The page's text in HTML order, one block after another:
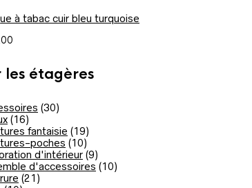
à tabac cuir bleu turquoise
les étagères
(30)
(16)
fantaisie (19)
poches (10)
d'intérieur (9)
d'accessoires (10)
(21)